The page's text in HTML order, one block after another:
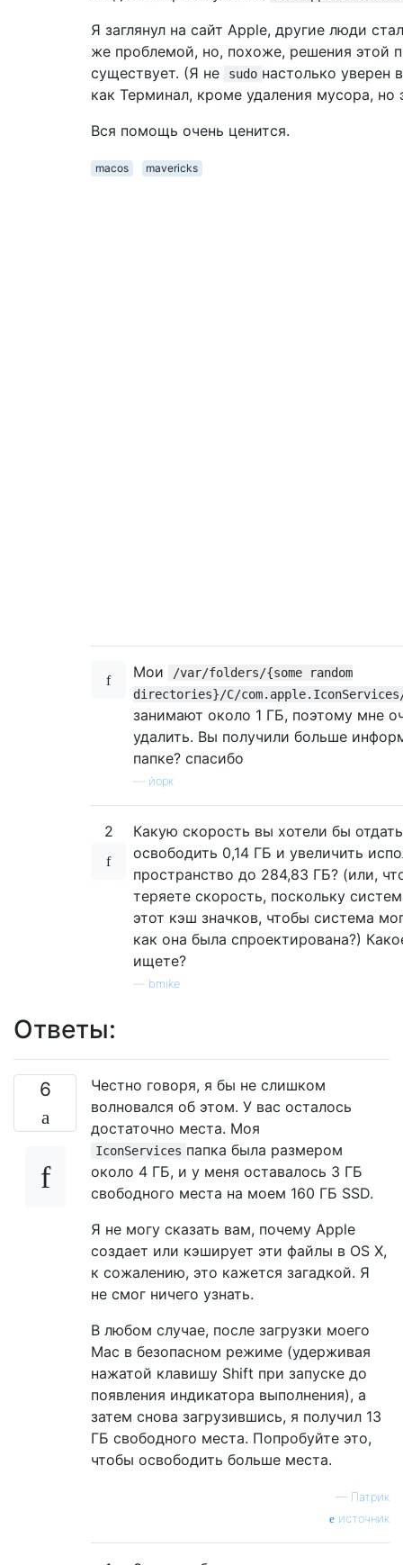
Я заглянул на сайт Apple, другие люди
же проблемой, но, похоже, решения этой
существует. (Я не
sudo настолько уверен
как Терминал, кроме удаления мусора, но
Вся помощь очень ценится.
macos mavericks
Мои
/var/folders/{some random
directories}/C/
занимают около 1 ГБ, поэтому мне
удалить. Вы получили больше
папке? спасибо
йорк
2
Какую скорость вы хотели бы
освободить 0,14 ГБ и увеличить
пространство до 284,83 ГБ? (или,
теряете скорость, поскольку
этот кэш значков, чтобы система
как она была спроектирована?)
ищете?
bmike
Ответы:
6
Честно говоря, я бы не слишком
волновался об этом. У вас осталось
достаточно места. Моя
IconServices папка была размером
около 4 ГБ, и у меня оставалось 3 ГБ
свободного места на моем 160 ГБ SSD.
Я не могу сказать вам, почему Apple
создает или кэширует эти файлы в OS X,
к сожалению, это кажется загадкой. Я
не смог ничего узнать.
В любом случае, после загрузки моего
Mac в безопасном режиме (удерживая
нажатой клавишу Shift при запуске до
появления индикатора выполнения), а
затем снова загрузившись, я получил 13
ГБ свободного места. Попробуйте это,
чтобы освободить больше места.
— Патрик
источник